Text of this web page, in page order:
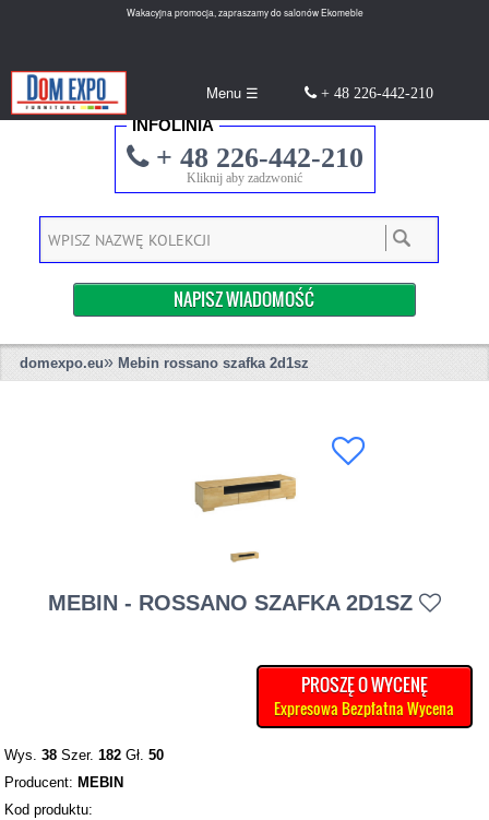
Wakacyjna promocja, zapraszamy do salonów Ekomeble
Menu ☰ + 48 226-442-210
INFOLINIA
+ 48 226-442-210
Kliknij aby zadzwonić
NAPISZ WIADOMOŚĆ
domexpo.eu» Mebin rossano szafka 2d1sz
MEBIN - ROSSANO SZAFKA 2D1SZ
PROSZĘ O WYCENĘ
Expresowa Bezpłatna Wycena
Wys.38 Szer.182 Gł.50
Producent: MEBIN
Kod produktu: